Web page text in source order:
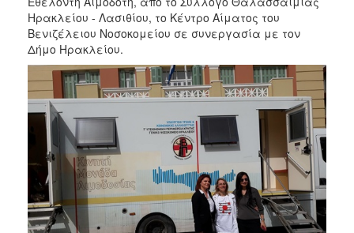
2019
2018
2017
2016
2012
2011
Ηρακλείου - Λασιθίου, το Κέντρο Αίματος του
Βενιζέλειου Νοσοκομείου σε συνεργασία με τον
Δήμο Ηρακλείου.